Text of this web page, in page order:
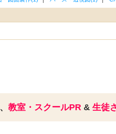
教室・スクールPR& 生徒